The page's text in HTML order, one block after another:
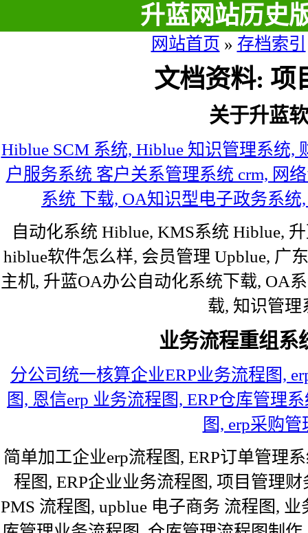
升蓝网站历史
网站首页 » 存档索引
文档资料: 项
关于升蓝
Hiblue SCM 系统, Hiblue 知识管理系统,
户服务系统 客户关系管理系统 crm, 网
系统 下载, OA知识型电子政务系
自动化系统 Hiblue, KMS系统 Hiblue,
hiblue软件怎么样, 会员管理 Upblue, 广
主机, 升蓝OA办公自动化系统下载, OA
载, 知识管理
业务流程重组系
分公司统一核算企业ERP业务流程图,
图, 恩信erp 业务流程图, ERP仓库管理
图, erp采购
简单加工企业erp流程图, ERP订单管理
程图, ERP企业业务流程图, 项目管理
PMS 流程图, upblue 电子商务 流程图,